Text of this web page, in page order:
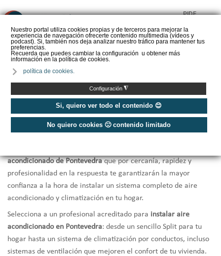
Nuestro portal utiliza cookies propias y de terceros para mejorar la
experiencia de navegación ofrecerte contenido multimedia (vídeos y
podcast). Si, también nos deja analizar nuestro tráfico para mantener tus
preferencias.
Recuerda que puedes cambiar la configuración u obtener más
información en la política de cookies.
política de cookies.
Configuración ◮
Si, quiero ver todo el contenido 😊
No quiero cookies 🙁 contenido limitado
PIDE
CALORYFRIO
Inicio
Instaladores Aire Acondicionado
Pontevedra
acondicionado de Pontevedraque por cercanía, rapidez y
profesionalidad en la respuesta te garantizarán la mayor
confianza a la hora de instalar un sistema completo de aire
acondicionado y climatización en tu hogar.
Selecciona a un profesional acreditado para instalar aire
acondicionado en Pontevedra: desde un sencillo Split para tu
hogar hasta un sistema de climatización por conductos, incluso
sistemas de ventilación que mejoren el confort de tu vivienda.